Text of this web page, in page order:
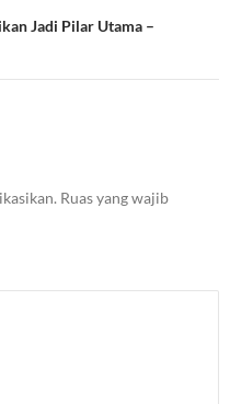
Jadi Pilar Utama –
Ruas yang wajib